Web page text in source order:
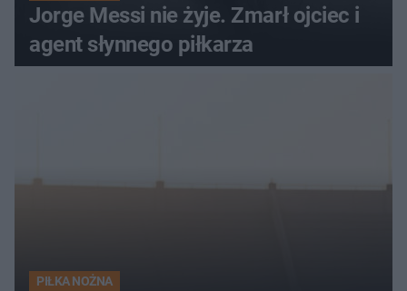
Jorge Messi nie żyje. Zmarł ojciec i
agent słynnego piłkarza
PIŁKA NOŻNA